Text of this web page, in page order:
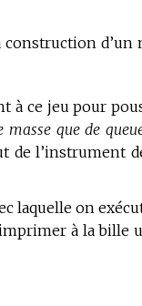
construction d’un
à ce jeu pour
que de
de l’instrument
laquelle on
à la bille